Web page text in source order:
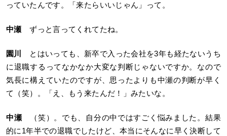
っていたんです。「来たらいいじゃん」って。
中瀬 ずっと言ってくれてたね。
園川
とはいっても、新卒で入った会社を3年も経たないうち
に退職するってなかなか大変な判断じゃないですか。なので
気長に構えていたのですが、思ったよりも中瀬の判断が早く
て（笑）。「え、もう来たんだ！」みたいな。
中瀬 （笑）。でも、自分の中ではすごく悩みました。結果
的に1年半での退職でしたけど、本当にそんなに早く決断して